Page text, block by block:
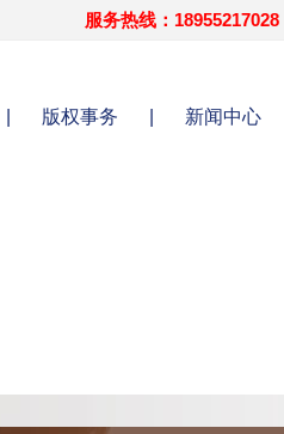
服务热线：18955217028
版权事务 新闻中心